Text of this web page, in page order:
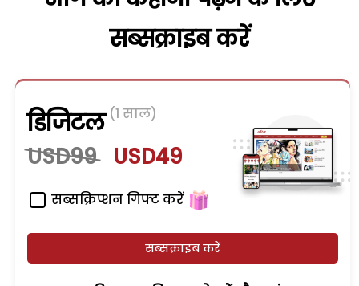
सब्सक्राइब करें
डिजिटल (1 साल)
USD99 USD49
सब्सक्रिप्शन गिफ्ट करें
सब्सक्राइब करें